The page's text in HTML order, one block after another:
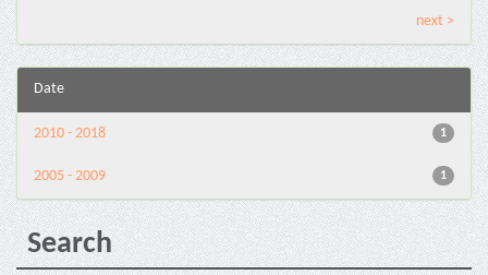
next >
Date
1
2010 - 2018
1
2005 - 2009
Search